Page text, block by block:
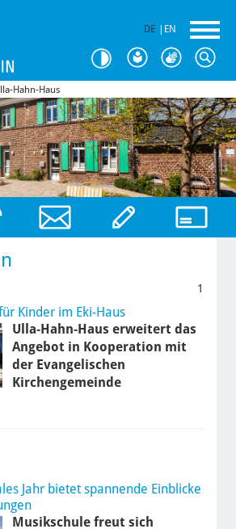
DE EN
Hahn-Haus
1
Kinder im Eki-Haus
Ulla-Hahn-Haus erweitert das
Angebot in Kooperation mit
der Evangelischen
Kirchengemeinde
Jahr bietet spannende Einblicke
Musikschule freut sich